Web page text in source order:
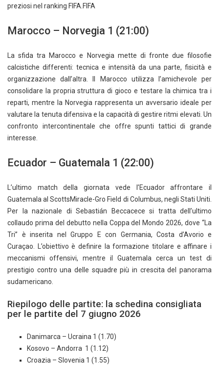
preziosi nel ranking FIFA.FIFA
Marocco – Norvegia 1 (21:00)
La sfida tra Marocco e Norvegia mette di fronte due filosofie
calcistiche differenti: tecnica e intensità da una parte, fisicità e
organizzazione dall’altra. Il Marocco utilizza l’amichevole per
consolidare la propria struttura di gioco e testare la chimica tra i
reparti, mentre la Norvegia rappresenta un avversario ideale per
valutare la tenuta difensiva e la capacità di gestire ritmi elevati. Un
confronto intercontinentale che offre spunti tattici di grande
interesse.
Ecuador – Guatemala 1 (22:00)
L’ultimo match della giornata vede l’Ecuador affrontare il
Guatemala al ScottsMiracle-Gro Field di Columbus, negli Stati Uniti.
Per la nazionale di Sebastián Beccacece si tratta dell’ultimo
collaudo prima del debutto nella Coppa del Mondo 2026, dove “La
Tri” è inserita nel Gruppo E con Germania, Costa d’Avorio e
Curaçao. L’obiettivo è definire la formazione titolare e affinare i
meccanismi offensivi, mentre il Guatemala cerca un test di
prestigio contro una delle squadre più in crescita del panorama
sudamericano.
Riepilogo delle partite: la schedina consigliata
per le partite del 7 giugno 2026
Danimarca – Ucraina 1 (1.70)
Kosovo – Andorra 1 (1.12)
Croazia – Slovenia 1 (1.55)